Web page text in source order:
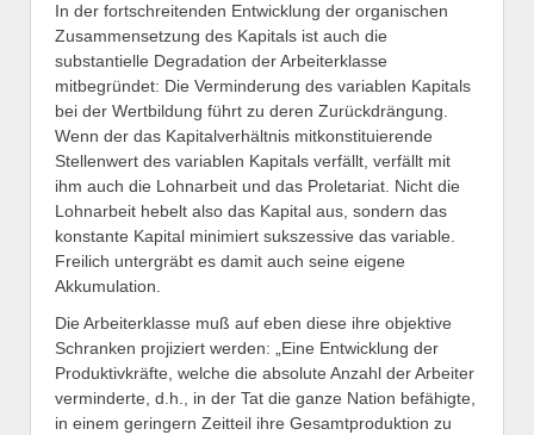
In der fortschreitenden Entwicklung der organischen
Zusammensetzung des Kapitals ist auch die
substantielle Degradation der Arbeiterklasse
mitbegründet: Die Verminderung des variablen Kapitals
bei der Wertbildung führt zu deren Zurückdrängung.
Wenn der das Kapitalverhältnis mitkonstituierende
Stellenwert des variablen Kapitals verfällt, verfällt mit
ihm auch die Lohnarbeit und das Proletariat. Nicht die
Lohnarbeit hebelt also das Kapital aus, sondern das
konstante Kapital minimiert sukszessive das variable.
Freilich untergräbt es damit auch seine eigene
Akkumulation.
Die Arbeiterklasse muß auf eben diese ihre objektive
Schranken projiziert werden: „Eine Entwicklung der
Produktivkräfte, welche die absolute Anzahl der Arbeiter
verminderte, d.h., in der Tat die ganze Nation befähigte,
in einem geringern Zeitteil ihre Gesamtproduktion zu